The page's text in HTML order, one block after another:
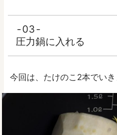
03
圧力鍋に入れる
今回は、たけのこ2本でいき